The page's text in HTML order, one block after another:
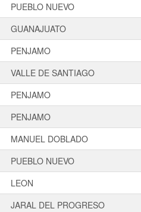
PUEBLO NUEVO
GUANAJUATO
PENJAMO
VALLE DE SANTIAGO
PENJAMO
PENJAMO
MANUEL DOBLADO
PUEBLO NUEVO
LEON
JARAL DEL PROGRESO